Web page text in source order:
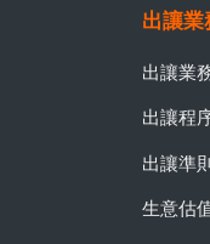
出讓業
出讓業
出讓程
出讓準則
生意估